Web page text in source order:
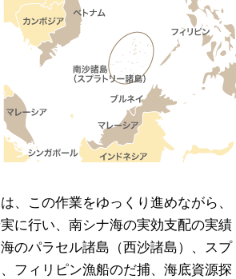
この作業をゆっくり進めながら、
に行い、南シナ海の実効支配の実績
のパラセル諸島（西沙諸島）、スプ
フィリピン漁船のだ捕、海底資源探